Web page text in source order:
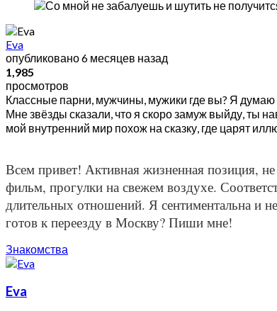
Eva
опубликовано6 месяцев назад
1,985
просмотров
Классные парни, мужчины, мужики где вы? Я
Мне звёзды сказали, что я скоро замуж выйду, ты
мой внутренний мир похож на сказку, где царят
Всем привет! Активная жизненная позиция,
фильм, прогулки на свежем воздухе.
длительных отношений. Я сентиментальна и
готов к переезду в Москву? Пиши мне!
Знакомства
Eva